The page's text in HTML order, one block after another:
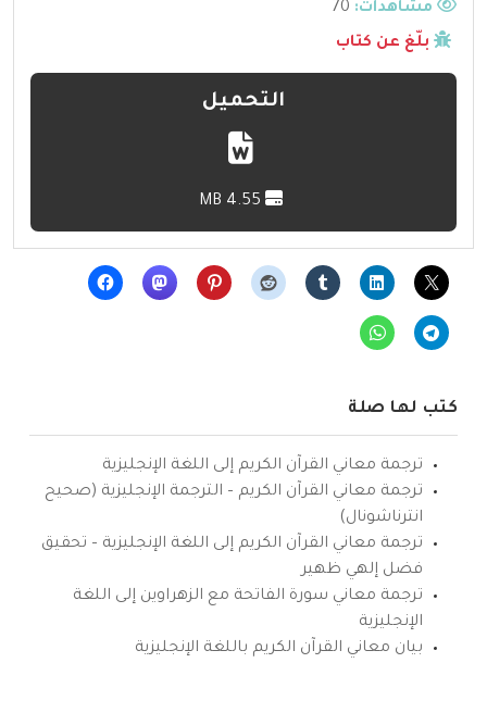
مشاهدات:
بلّغ عن كتاب
التحميل
كتب لها صلة
ترجمة معاني القرآن الكريم إلى اللغة الإنجليزية
ترجمة معاني القرآن الكريم – الترجمة الإنجليزية (صحيح
انترناشونال)
ترجمة معاني القرآن الكريم إلى اللغة الإنجليزية – تحقيق
فضل إلهي ظهير
ترجمة معاني سورة الفاتحة مع الزهراوين إلى اللغة
الإنجليزية
بيان معاني القرآن الكريم باللغة الإنجليزية